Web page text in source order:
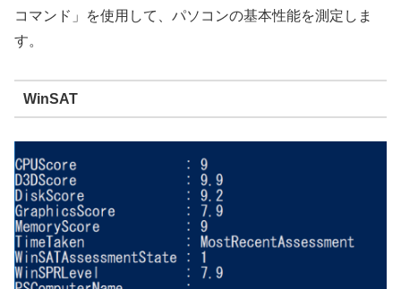
コマンド」を使用して、パソコンの基本性能を測定しま
す。
WinSAT